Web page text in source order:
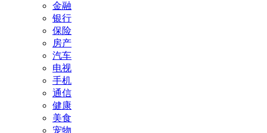
金融
银行
保险
房产
汽车
电视
手机
通信
健康
美食
宠物